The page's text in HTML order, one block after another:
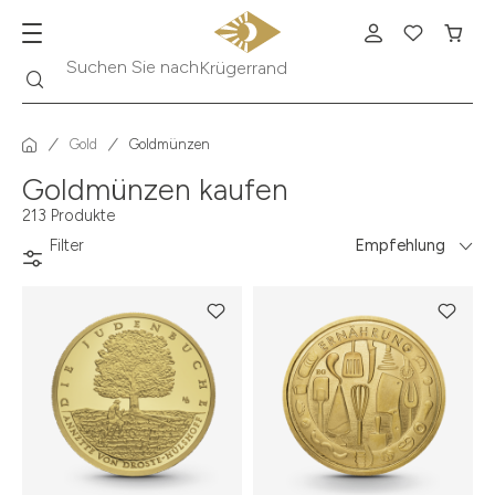
Suchen Sie nachKrügerrand
Gold Goldmünzen
Goldmünzen kaufen
213 Produkte
Filter
Empfehlung